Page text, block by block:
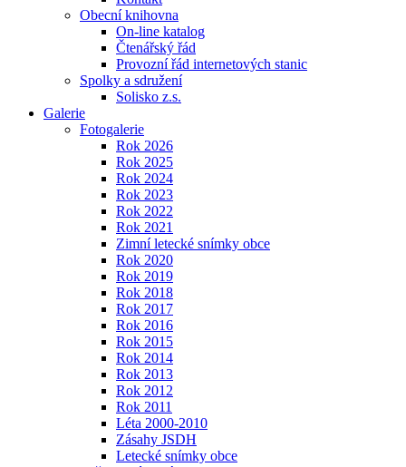
Obecní knihovna
On-line katalog
Čtenářský řád
Provozní řád internetových stanic
Spolky a sdružení
Solisko z.s.
Galerie
Fotogalerie
Rok 2026
Rok 2025
Rok 2024
Rok 2023
Rok 2022
Rok 2021
Zimní letecké snímky obce
Rok 2020
Rok 2019
Rok 2018
Rok 2017
Rok 2016
Rok 2015
Rok 2014
Rok 2013
Rok 2012
Rok 2011
Léta 2000-2010
Zásahy JSDH
Letecké snímky obce